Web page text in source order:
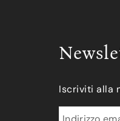
Iscriviti alla